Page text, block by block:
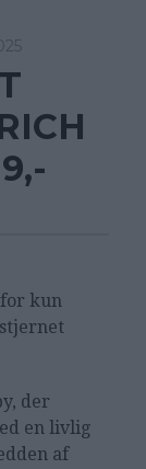
kun
der
en livlig
af